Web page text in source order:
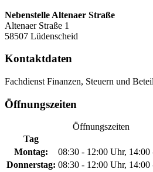
Nebenstelle Altenaer Straße
Altenaer Straße 1
58507 Lüdenscheid
Kontaktdaten
Fachdienst Finanzen, Steuern und
Öffnungszeiten
Öffnungszeiten
Tag
Montag:
08:30 - 12:00 Uhr,
Donnerstag: 08:30 - 12:00 Uhr,